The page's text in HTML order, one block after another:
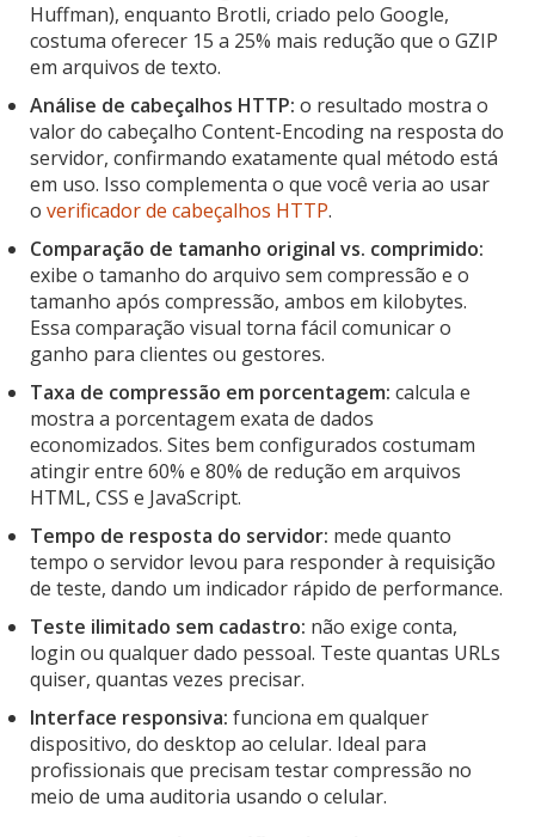
Huffman), enquanto Brotli, criado pelo Google,
costuma oferecer 15 a 25% mais redução que o GZIP
em arquivos de texto.
Análise de cabeçalhos HTTP: o resultado mostra o
valor do cabeçalho Content-Encoding na resposta do
servidor, confirmando exatamente qual método está
em uso. Isso complementa o que você veria ao usar
o verificador de cabeçalhos HTTP.
Comparação de tamanho original vs. comprimido:
exibe o tamanho do arquivo sem compressão e o
tamanho após compressão, ambos em kilobytes.
Essa comparação visual torna fácil comunicar o
ganho para clientes ou gestores.
Taxa de compressão em porcentagem: calcula e
mostra a porcentagem exata de dados
economizados. Sites bem configurados costumam
atingir entre 60% e 80% de redução em arquivos
HTML, CSS e JavaScript.
Tempo de resposta do servidor: mede quanto
tempo o servidor levou para responder à requisição
de teste, dando um indicador rápido de performance.
Teste ilimitado sem cadastro: não exige conta,
login ou qualquer dado pessoal. Teste quantas URLs
quiser, quantas vezes precisar.
Interface responsiva: funciona em qualquer
dispositivo, do desktop ao celular. Ideal para
profissionais que precisam testar compressão no
meio de uma auditoria usando o celular.